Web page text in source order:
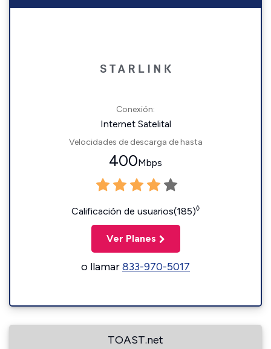
Conexión:
Internet Satelital
Velocidades de descarga de hasta
400Mbps
Calificación de usuarios(185)◊
Ver Planes
o llamar833-970-5017
TOAST.net